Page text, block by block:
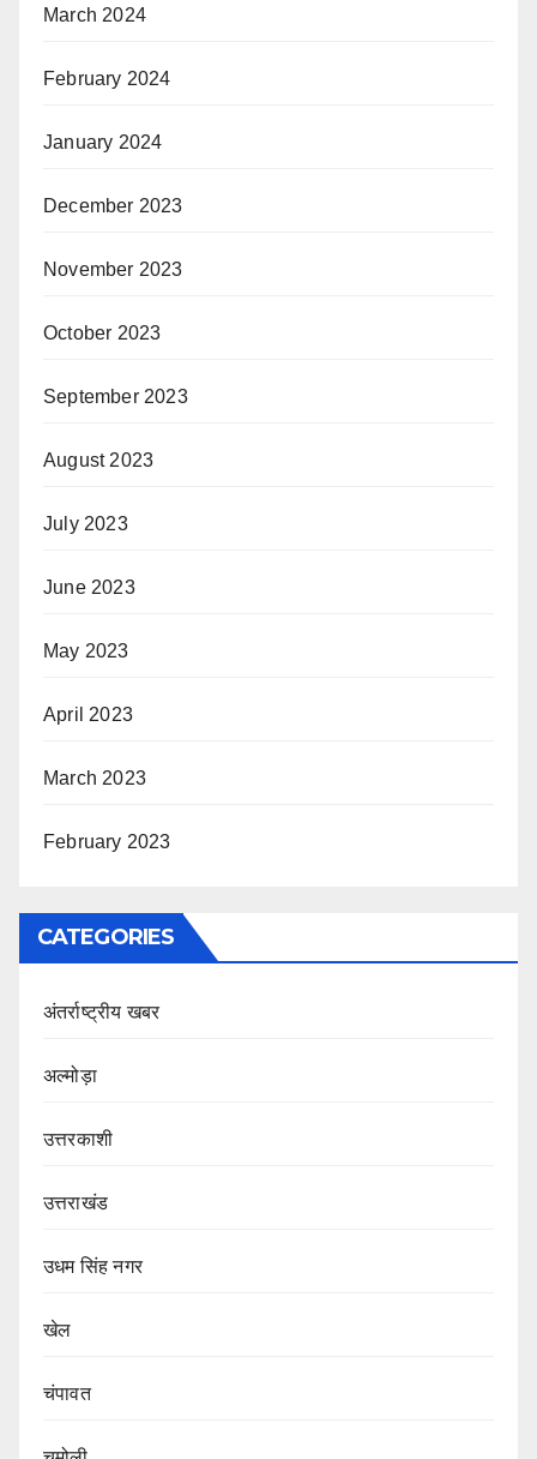
March 2024
February 2024
January 2024
December 2023
November 2023
October 2023
September 2023
August 2023
July 2023
June 2023
May 2023
April 2023
March 2023
February 2023
CATEGORIES
अंतर्राष्ट्रीय खबर
अल्मोड़ा
उत्तरकाशी
उत्तराखंड
उधम सिंह नगर
खेल
चंपावत